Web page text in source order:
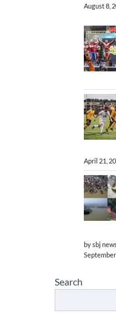
August 8,
April 21,
by sbj
Search